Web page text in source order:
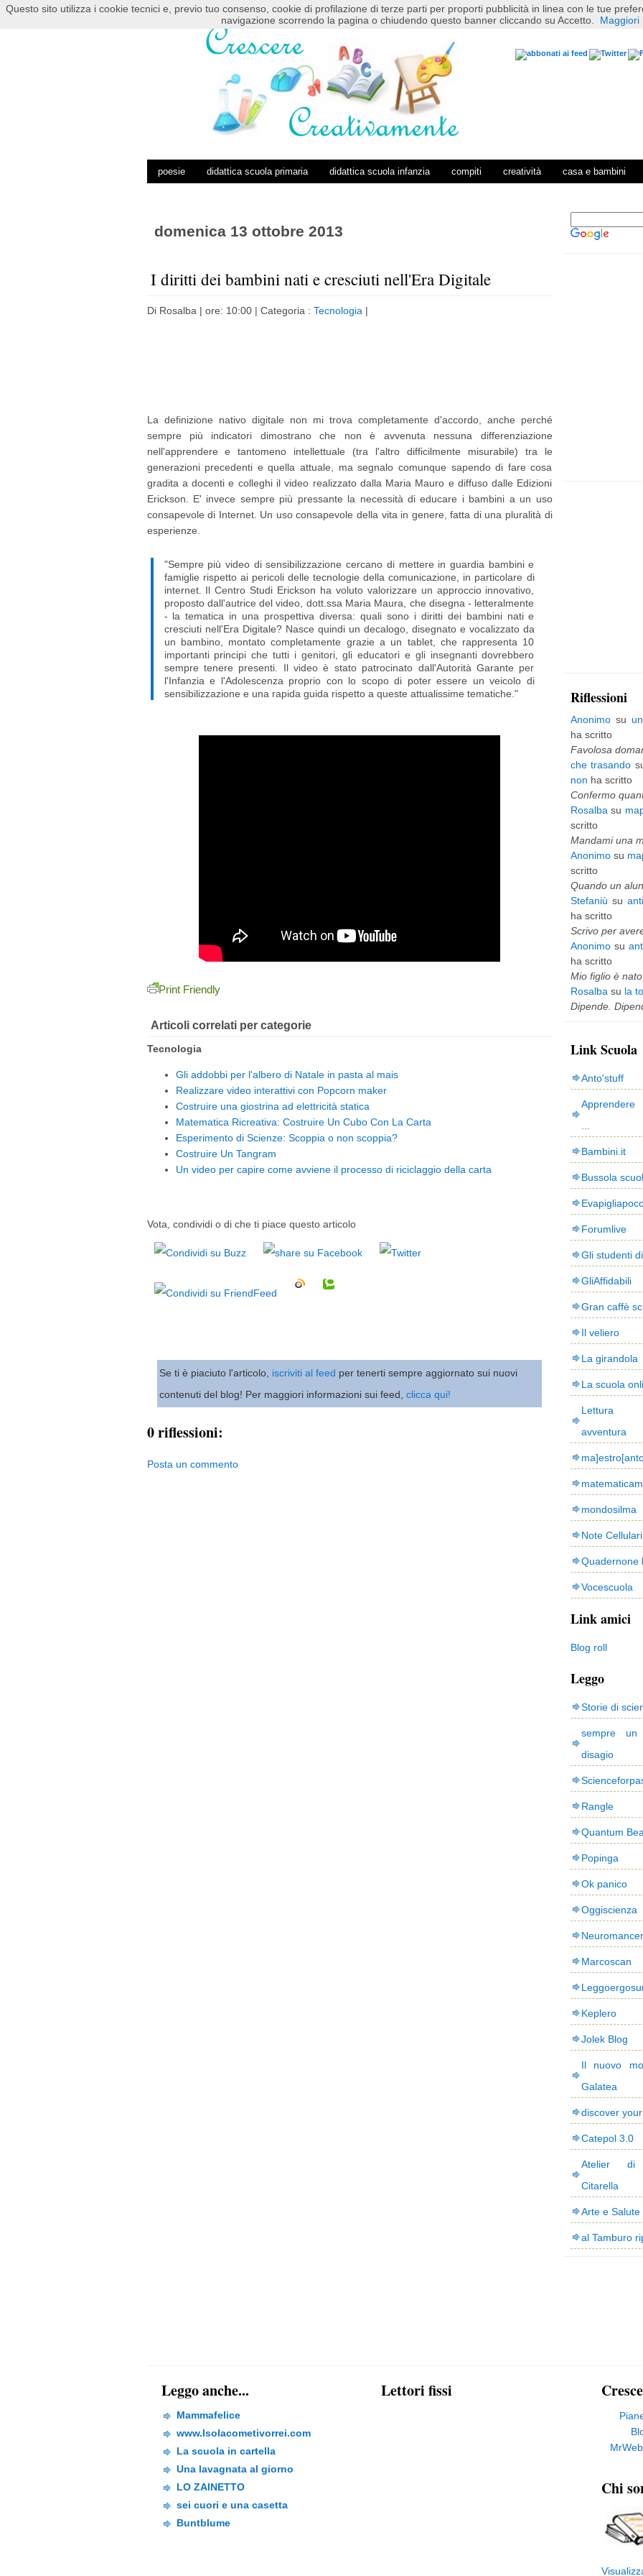
HOME POSTS RSS COMMENTS RSS
poesie didattica scuola primaria didattica scuola infanzia compiti creatività casa e bambini
domenica 13 ottobre 2013
I diritti dei bambini nati e cresciuti nell'Era Digitale
Di Rosalba | ore: 10:00 | Categoria : Tecnologia |
La definizione nativo digitale non mi trova completamente d'accordo, anche perché
sempre più indicatori dimostrano che non è avvenuta nessuna differenziazione
nell'apprendere e tantomeno intellettuale (tra l'altro difficilmente misurabile) tra le
generazioni precedenti e quella attuale, ma segnalo comunque sapendo di fare cosa
gradita a docenti e colleghi il video realizzato dalla Maria Mauro e diffuso dalle Edizioni
Erickson. E' invece sempre più pressante la necessità di educare i bambini a un uso
consapevole di Internet. Un uso consapevole della vita in genere, fatta di una pluralità di
esperienze.
"Sempre più video di sensibilizzazione cercano di mettere in guardia bambini e
famiglie rispetto ai pericoli delle tecnologie della comunicazione, in particolare di
internet. Il Centro Studi Erickson ha voluto valorizzare un approccio innovativo,
proposto dall'autrice del video, dott.ssa Maria Maura, che disegna - letteralmente
- la tematica in una prospettiva diversa: quali sono i diritti dei bambini nati e
cresciuti nell'Era Digitale? Nasce quindi un decalogo, disegnato e vocalizzato da
un bambino, montato completamente grazie a un tablet, che rappresenta 10
importanti principi che tutti i genitori, gli educatori e gli insegnanti dovrebbero
sempre tenere presenti. Il video è stato patrocinato dall'Autorità Garante per
l'Infanzia e l'Adolescenza proprio con lo scopo di poter essere un veicolo di
sensibilizzazione e una rapida guida rispetto a queste attualissime tematiche."
Print Friendly
Articoli correlati per categorie
Tecnologia
Gli addobbi per l'albero di Natale in pasta al mais
Realizzare video interattivi con Popcorn maker
Costruire una giostrina ad elettricità statica
Matematica Ricreativa: Costruire Un Cubo Con La Carta
Esperimento di Scienze: Scoppia o non scoppia?
Costruire Un Tangram
Un video per capire come avviene il processo di riciclaggio della carta
Vota, condividi o di che ti piace questo articolo
Se ti è piaciuto l'articolo, iscriviti al feed per tenerti sempre aggiornato sui nuovi
contenuti del blog! Per maggiori informazioni sui feed, clicca qui!
0 riflessioni:
Posta un commento
Riflessioni
Anonimosu
ha scritto
Favolosa
che trasando
non ha scritto
Confermo
Rosalba su
scritto
Mandami una
Anonimosu
scritto
Quando un
Stefaniù su
ha scritto
Scrivo per avere
Anonimosu
ha scritto
Mio figlio è nato
Rosalba su la
Dipende.
Link Scuola
Anto'stuff
Bambini.it
Bussola
Forumlive
Gli studenti
GliAffidabili
Gran caffè
Il veliero
La girandola
La scuola
avventura
mondosilma
Note Cellulari
Quadernone
Vocescuola
Link amici
Blog roll
Leggo
Storie di
sempre
disagio
Rangle
Quantum
Popinga
Ok panico
Oggiscienza
Neuromancer
Marcoscan
Keplero
Jolek Blog
Il nuovo
Galatea
discover
Catepol 3.0
Atelier di
Citarella
Arte e Salute
al Tamburo
Leggo anche...
Mammafelice
www.Isolacometivorrei.com
La scuola in cartella
Una lavagnata al giorno
LO ZAINETTO
sei cuori e una casetta
Buntblume
Lettori fissi
Chi
Questo sito utilizza i cookie tecnici e, previo tuo consenso, cookie di profilazione di terze parti per proporti pubblicità in linea con le tue
navigazione scorrendo la pagina o chiudendo questo banner cliccando su Accetto.
Maggiori